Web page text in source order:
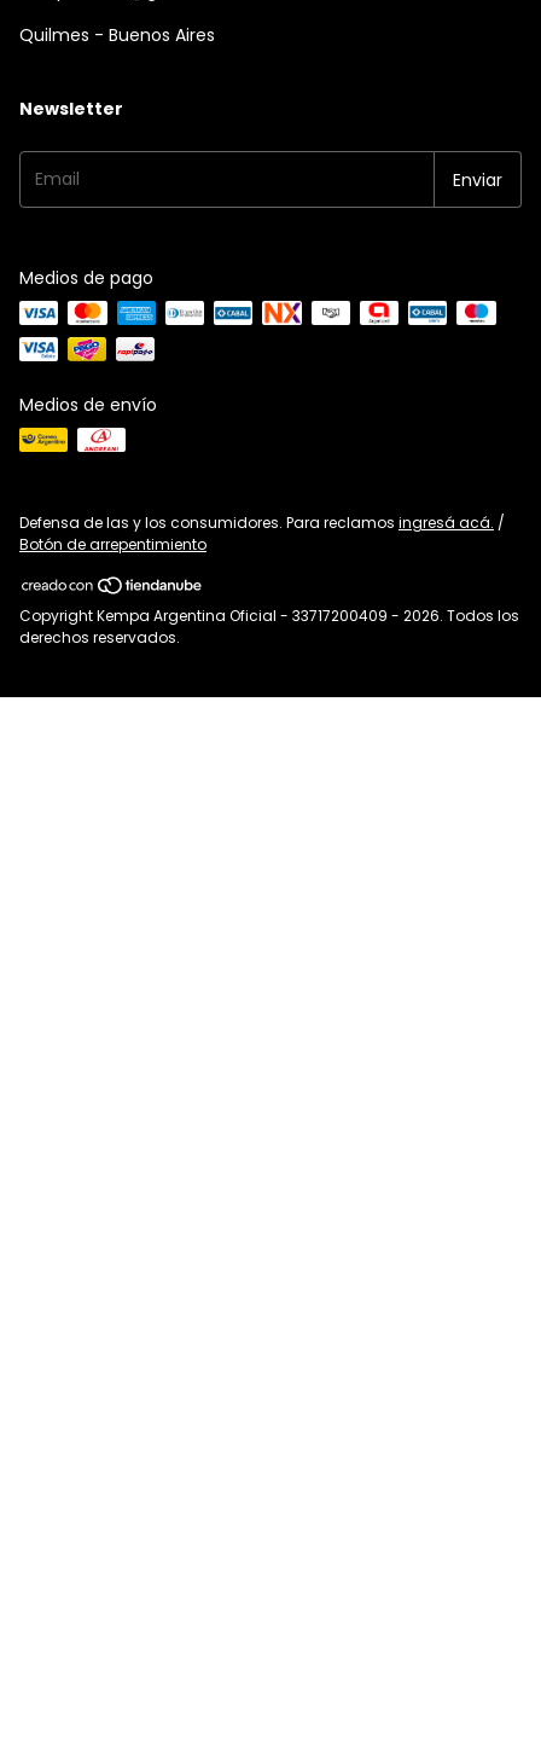
Quilmes - Buenos Aires
Newsletter
Medios de pago
Medios de envío
Defensa de las y los consumidores. Para reclamos ingresá acá. /
Botón de arrepentimiento
Copyright Kempa Argentina Oficial - 33717200409 - 2026. Todos los
derechos reservados.